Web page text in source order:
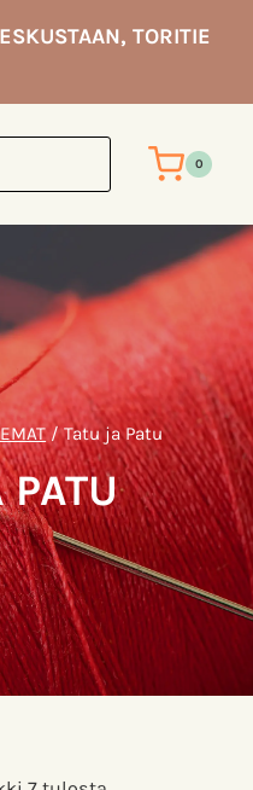
TORITIE
0
/ Tatu ja Patu
PATU